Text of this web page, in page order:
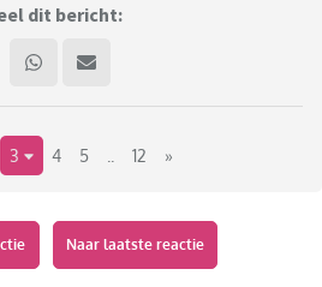
dit bericht:
3 4 5 12 »
Naar laatste reactie